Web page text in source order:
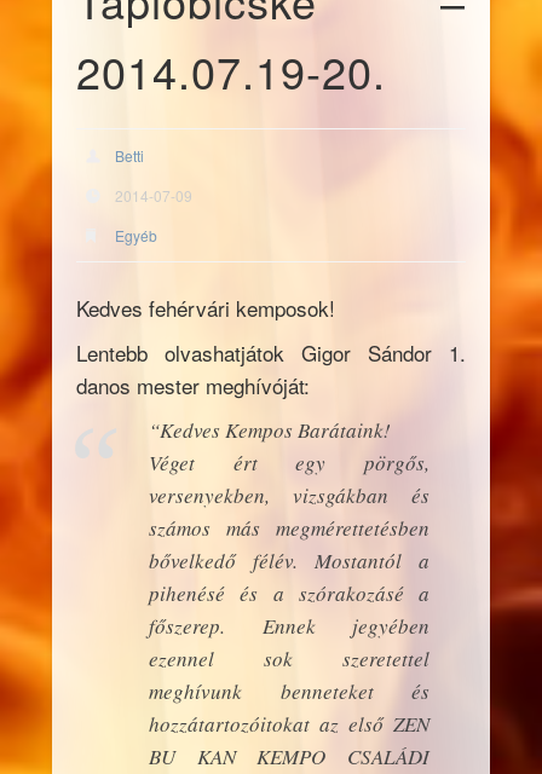
2014.07.19-20.
Betti
2014-07-09
Egyéb
Kedves fehérvári kemposok!
Lentebb olvashatjátok Gigor Sándor 1.
danos mester meghívóját:
“Kedves Kempos Barátaink!
Véget ért egy pörgős,
versenyekben, vizsgákban és
számos más megmérettetésben
bővelkedő félév. Mostantól a
pihenésé és a szórakozásé a
főszerep. Ennek jegyében
ezennel sok szeretettel
meghívunk benneteket és
hozzátartozóitokat az első ZEN
BU KAN KEMPO CSALÁDI